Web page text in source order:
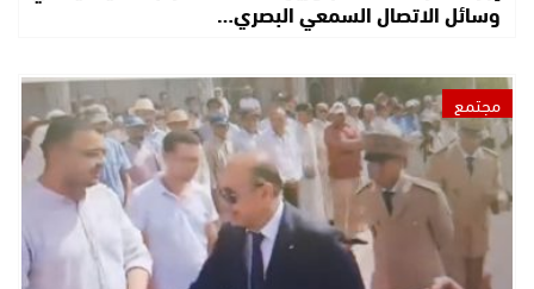
وسائل الاتصال السمعي البصري…
مجتمع